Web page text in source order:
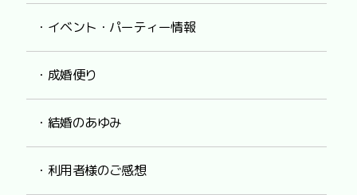
・イベント・パーティー情報
・成婚便り
・結婚のあゆみ
・利用者様のご感想